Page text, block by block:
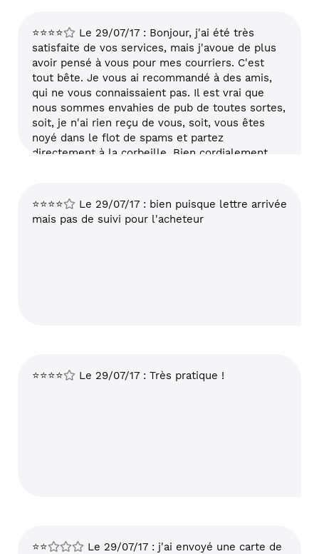
⭐⭐⭐⭐
Le 29/07/17 : Bonjour, j'ai été très
satisfaite de vos services, mais j'avoue de plus
avoir pensé à vous pour mes courriers. C'est
tout bête. Je vous ai recommandé à des amis,
qui ne vous connaissaient pas. Il est vrai que
nous sommes envahies de pub de toutes sortes,
soit, je n'ai rien reçu de vous, soit, vous êtes
noyé dans le flot de spams et partez
directement à la corbeille. Bien cordialement,
⭐⭐⭐⭐
Le 29/07/17 : bien puisque lettre arrivée
mais pas de suivi pour l'acheteur
⭐⭐⭐⭐ Le 29/07/17 : Très pratique !
⭐⭐
Le 29/07/17 : j'ai envoyé une carte de